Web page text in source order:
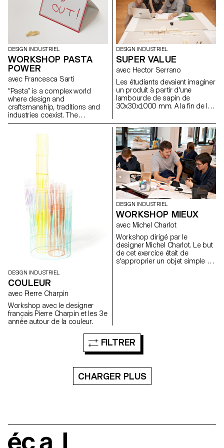
DESIGN INDUSTRIEL
WORKSHOP PASTA
POWER
avec Francesca Sarti
“Pasta” is a complex world
where design and
craftsmanship, traditions and
industries coexist. The
workshop will be an occasion
aspects, creating hand-made
pasta, efficient molds and a
convivial space where guests
will enjoy the “social power of
pasta”. To highlight the
important play between simple
ingredients and their creative
interpretation, students,
working in groups, will be
asked to invent their own
handmade pasta and share the
story, the idea behind it. Then
students will work on a mold to
make the production of their
pasta more efficient and in the
end they will pull together to
restaurant.
DESIGN INDUSTRIEL
SUPER VALUE
avec Hector Serrano
Les étudiants devaient imaginer
un produit à partir d'une
lambourde de sapin de
30x30x1000 mm. A la fin de la
organisée et l'étudiant qui
faisait le plus de profit avec son
bout de bois remportait un prix
décerné par Hector Serrano.
DESIGN INDUSTRIEL
COULEUR
avec Pierre Charpin
Workshop avec le designer
français Pierre Charpin et les 3e
année autour de la couleur.
DESIGN INDUSTRIEL
WORKSHOP MIEUX
avec Michel Charlot
Workshop dirigé par le
designer Michel Charlot. Le but
de cet exercice était de
s'approprier un objet simple du
FILTRER
CHARGER PLUS